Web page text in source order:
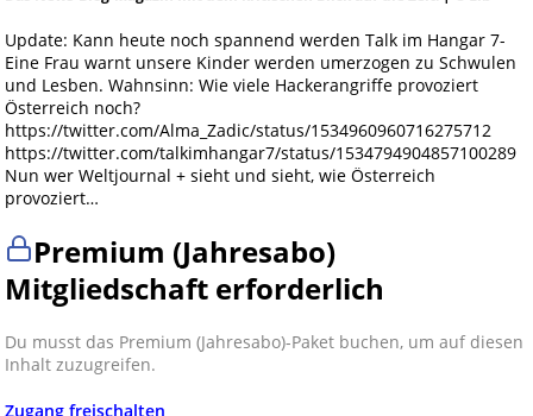
Update: Kann heute noch spannend werden Talk im Hangar 7-
Eine Frau warnt unsere Kinder werden umerzogen zu Schwulen
und Lesben. Wahnsinn: Wie viele Hackerangriffe provoziert
Österreich noch?
https://twitter.com/Alma_Zadic/status/1534960960716275712
https://twitter.com/talkimhangar7/status/1534794904857100289
Nun wer Weltjournal + sieht und sieht, wie Österreich
provoziert…
Premium (Jahresabo)
Mitgliedschaft erforderlich
Du musst das Premium (Jahresabo)-Paket buchen, um auf diesen
Inhalt zuzugreifen.
Zugang freischalten